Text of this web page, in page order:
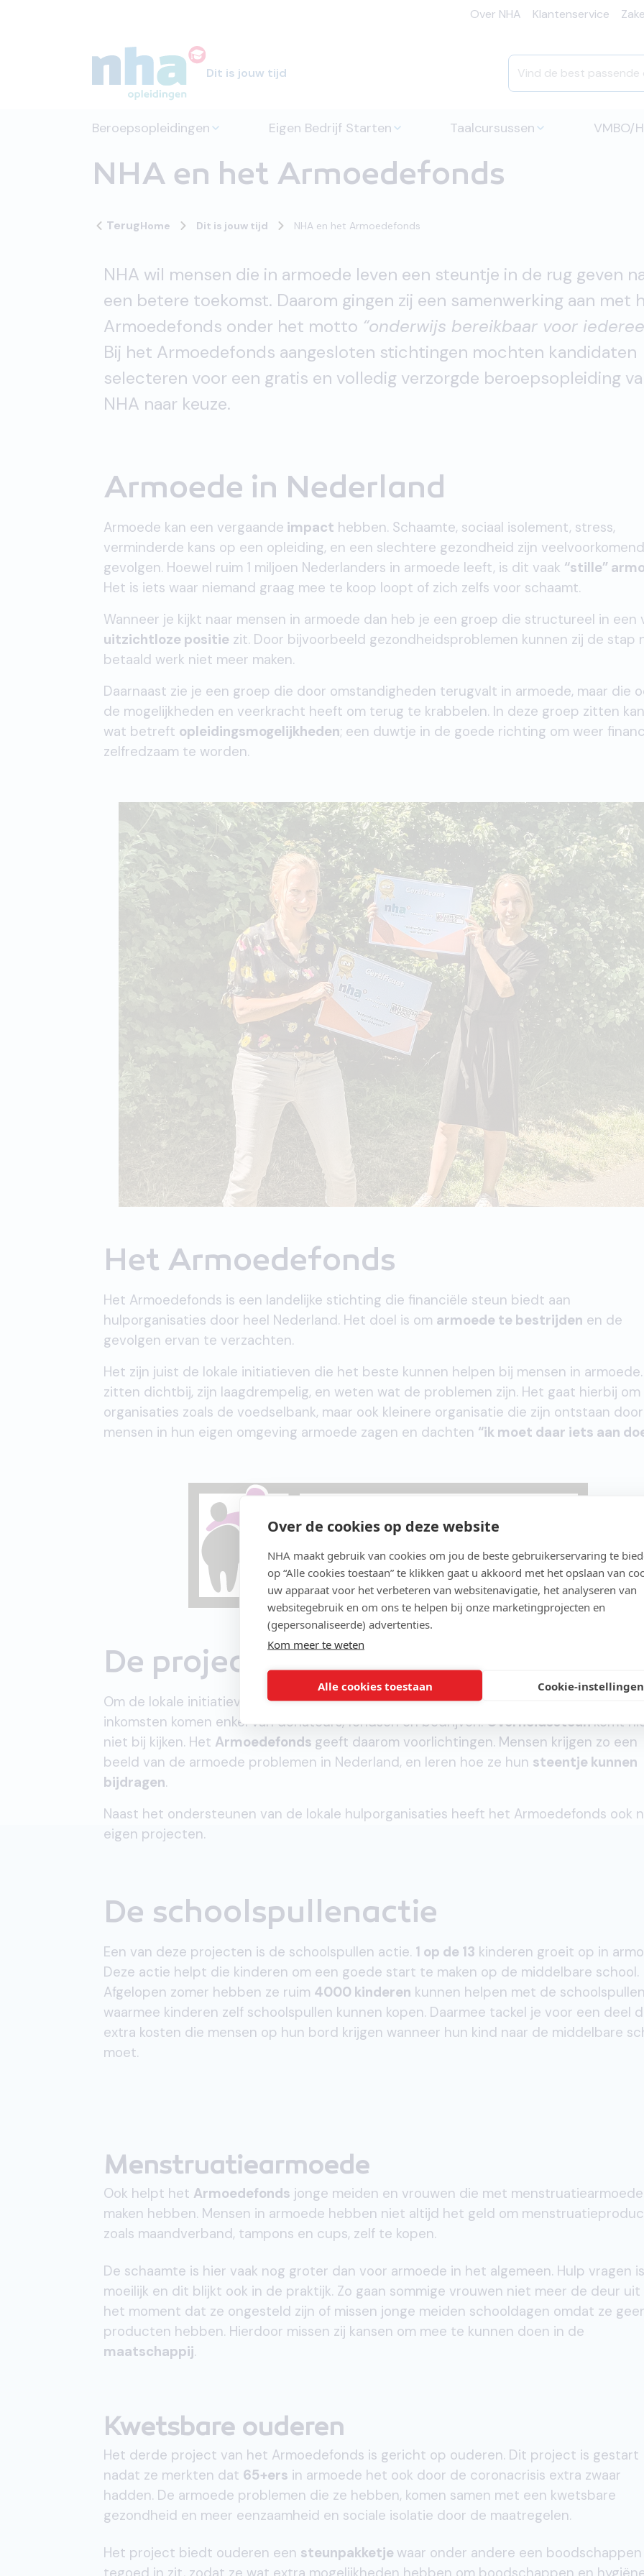
Over de cookies op deze website
NHA maakt gebruik van cookies om jou de beste gebruikerservaring te
op “Alle cookies toestaan” te klikken gaat u akkoord met het opslaan van
uw apparaat voor het verbeteren van websitenavigatie, het analyseren van
websitegebruik en om ons te helpen bij onze marketingprojecten en
(gepersonaliseerde) advertenties.
Kom meer te weten
Alle cookies toestaan Cookie-instellingen
Over NHA Klantenservice
Dit is jouw tijd
Beroepsopleidingen Eigen Bedrijf Starten Taalcursussen VMBO/
NHA en het Armoedefonds
TerugHome Dit is jouw tijd NHA en het Armoedefonds
NHA wil mensen die in armoede leven een steuntje in de rug geven
een betere toekomst. Daarom gingen zij een samenwerking aan met
Armoedefonds onder het motto “onderwijs bereikbaar voor
Bij het Armoedefonds aangesloten stichtingen mochten kandidaten
selecteren voor een gratis en volledig verzorgde beroepsopleiding
NHA naar keuze.
Armoede in Nederland
Armoede kan een vergaande impact hebben. Schaamte, sociaal isolement, stress,
verminderde kans op een opleiding, en een slechtere gezondheid zijn
gevolgen. Hoewel ruim 1 miljoen Nederlanders in armoede leeft, is dit vaak “stille”
Het is iets waar niemand graag mee te koop loopt of zich zelfs voor schaamt.
Wanneer je kijkt naar mensen in armoede dan heb je een groep die structureel in een
uitzichtloze positie zit. Door bijvoorbeeld gezondheidsproblemen kunnen zij de stap
betaald werk niet meer maken.
Daarnaast zie je een groep die door omstandigheden terugvalt in armoede, maar die
de mogelijkheden en veerkracht heeft om terug te krabbelen. In deze groep zitten
wat betreft opleidingsmogelijkheden; een duwtje in de goede richting om weer
zelfredzaam te worden.
Het Armoedefonds
Het Armoedefonds is een landelijke stichting die financiële steun biedt aan
hulporganisaties door heel Nederland. Het doel is om armoede te bestrijden en de
gevolgen ervan te verzachten.
Het zijn juist de lokale initiatieven die het beste kunnen helpen bij mensen in armoede.
zitten dichtbij, zijn laagdrempelig, en weten wat de problemen zijn. Het gaat hierbij om
organisaties zoals de voedselbank, maar ook kleinere organisatie die zijn ontstaan
mensen in hun eigen omgeving armoede zagen en dachten “ik moet daar iets aan
De projecten van het Armoedefonds
Om de lokale initiatieven te steunen is een stabiele basis van inkomsten nodig. Deze
inkomsten komen enkel van donateurs, fondsen en bedrijven. Overheidssteun komt
niet bij kijken. Het Armoedefonds geeft daarom voorlichtingen. Mensen krijgen zo een
beeld van de armoede problemen in Nederland, en leren hoe ze hun steentje kunnen
bijdragen.
Naast het ondersteunen van de lokale hulporganisaties heeft het Armoedefonds ook
eigen projecten.
De schoolspullenactie
Een van deze projecten is de schoolspullen actie. 1 op de 13 kinderen groeit op in
Deze actie helpt die kinderen om een goede start te maken op de middelbare school.
Afgelopen zomer hebben ze ruim 4000 kinderen kunnen helpen met de
waarmee kinderen zelf schoolspullen kunnen kopen. Daarmee tackel je voor een deel
extra kosten die mensen op hun bord krijgen wanneer hun kind naar de middelbare
moet.
Menstruatiearmoede
Ook helpt het Armoedefonds jonge meiden en vrouwen die met
maken hebben. Mensen in armoede hebben niet altijd het geld om
zoals maandverband, tampons en cups, zelf te kopen.
De schaamte is hier vaak nog groter dan voor armoede in het algemeen. Hulp vragen
moeilijk en dit blijkt ook in de praktijk. Zo gaan sommige vrouwen niet meer de deur uit
het moment dat ze ongesteld zijn of missen jonge meiden schooldagen omdat ze
producten hebben. Hierdoor missen zij kansen om mee te kunnen doen in de
maatschappij.
Kwetsbare ouderen
Het derde project van het Armoedefonds is gericht op ouderen. Dit project is gestart
nadat ze merkten dat 65+ers in armoede het ook door de coronacrisis extra zwaar
hadden. De armoede problemen die ze hebben, komen samen met een kwetsbare
gezondheid en meer eenzaamheid en sociale isolatie door de maatregelen.
Het project biedt ouderen een steunpakketje waar onder andere een boodschappen
tegoed in zit, zodat ze wat extra mogelijkheden hebben om boodschappen en